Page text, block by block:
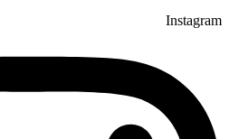
Instagram